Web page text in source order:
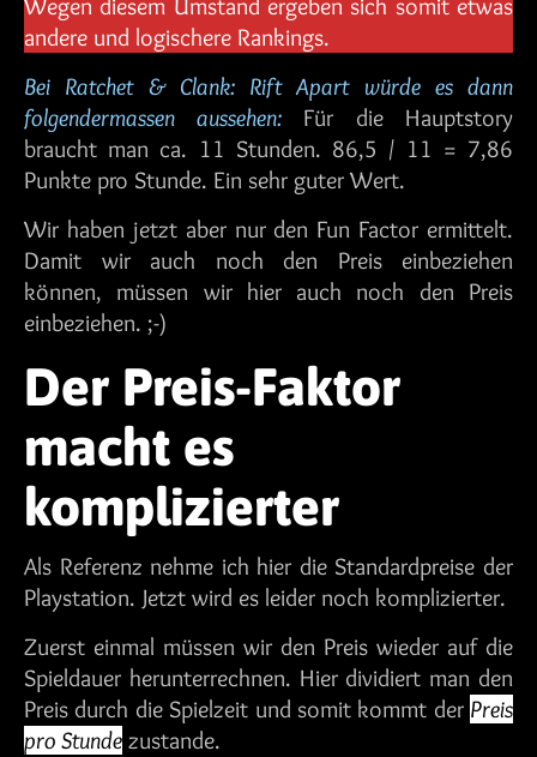
Wegen diesem Umstand ergeben sich somit etwas
andere und logischere Rankings.
Bei Ratchet & Clank: Rift Apart würde es dann
folgendermassen aussehen:Für die Hauptstory
braucht man ca. 11 Stunden. 86,5 / 11 = 7,86
Punkte pro Stunde. Ein sehr guter Wert.
Wir haben jetzt aber nur den Fun Factor ermittelt.
Damit wir auch noch den Preis einbeziehen
können, müssen wir hier auch noch den Preis
einbeziehen. ;-)
Der Preis-Faktor
macht es
komplizierter
Als Referenz nehme ich hier die Standardpreise der
Playstation. Jetzt wird es leider noch komplizierter.
Zuerst einmal müssen wir den Preis wieder auf die
Spieldauer herunterrechnen. Hier dividiert man den
Preis durch die Spielzeit und somit kommt der Preis
pro Stunde zustande.